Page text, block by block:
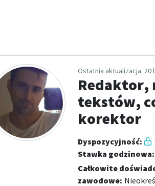
Ostatnia aktualizacja: 20
Redaktor,
tekstów,
korektor
Dyspozycyjność:
Stawka godzinowa:
Całkowite
zawodowe: